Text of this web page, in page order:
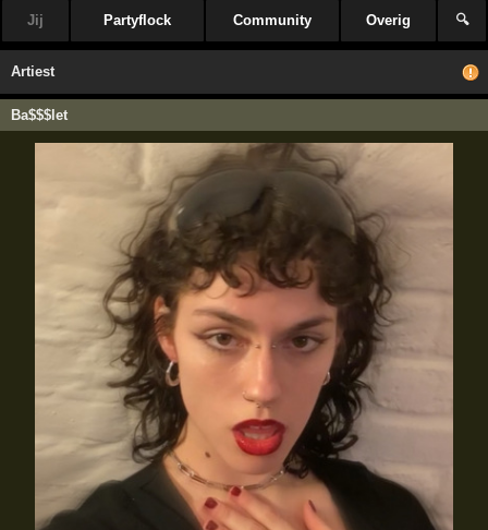
Jij Partyflock Community Overig 🔍
Artiest
Ba$$$let